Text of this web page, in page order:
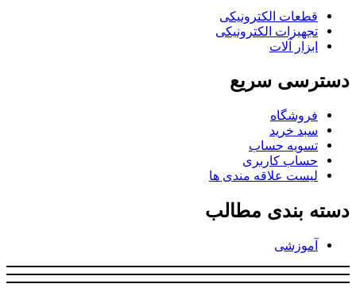
قطعات الکترونیکی
تجهیزات الکترونیکی
ابزار آلات
دسترسی سریع
فروشگاه
سبد خرید
تسویه حساب
حساب کاربری
لیست علاقه مندی ها
دسته بندی مطالب
آموزشی